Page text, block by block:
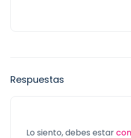
Respuestas
Lo siento, debes estar